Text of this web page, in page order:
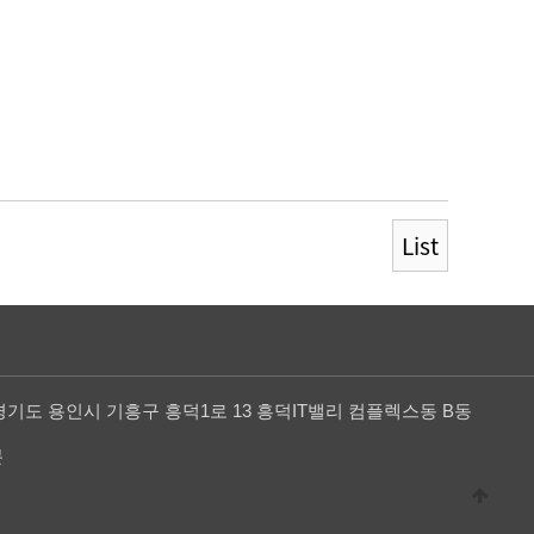
List
도 용인시 기흥구 흥덕1로 13 흥덕IT밸리 컴플렉스동 B동